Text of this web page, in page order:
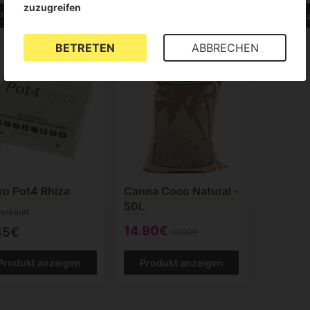
anzeigen
Pot4 Rhiza
anzeigen
-25%
Canna Coco Natural -
50L
14.90€
Produkt anzeigen
zuzugreifen
BETRETEN ABBRECHEN